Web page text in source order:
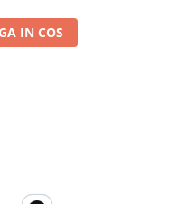
IN COS